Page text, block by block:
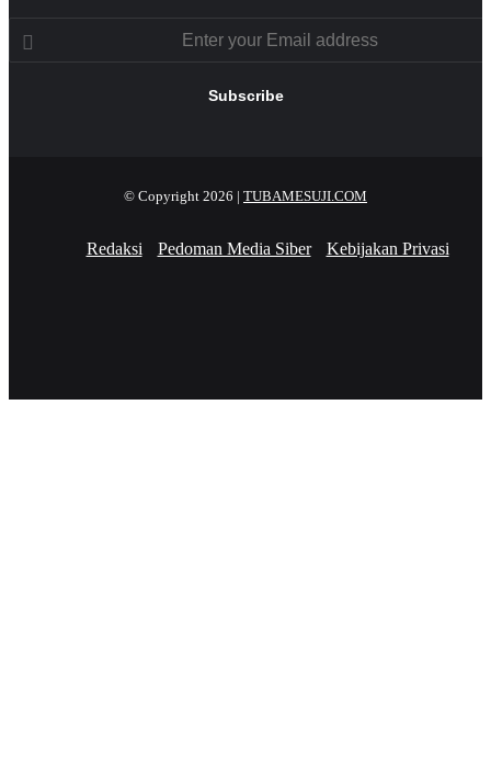
your
© Copyright 2026 | TUBAMESUJI.COM
Redaksi Pedoman Media Siber Kebijakan Privasi